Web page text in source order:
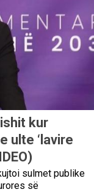
kur
ulte ‘lavire
sulmet publike
së